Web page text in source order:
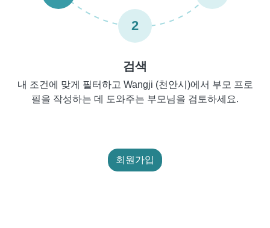
2
검색
내 조건에 맞게 필터하고 Wangji (천안시)에서 부모 프로
필을 작성하는 데 도와주는 부모님을 검토하세요.
회원가입